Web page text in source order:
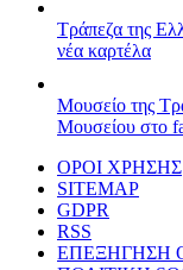
Τράπεζα της
νέα καρτέλα
Μουσείο της
Μουσείου στο
ΟΡΟΙ ΧΡΗΣΗΣ
SITEMAP
GDPR
RSS
ΕΠΕΞΗΓΗΣΗ